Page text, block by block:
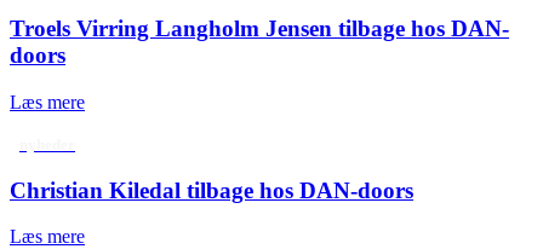
Troels Virring Langholm Jensen tilbage hos DAN-
doors
Læs mere
Christian Kiledal tilbage hos DAN-doors
Læs mere